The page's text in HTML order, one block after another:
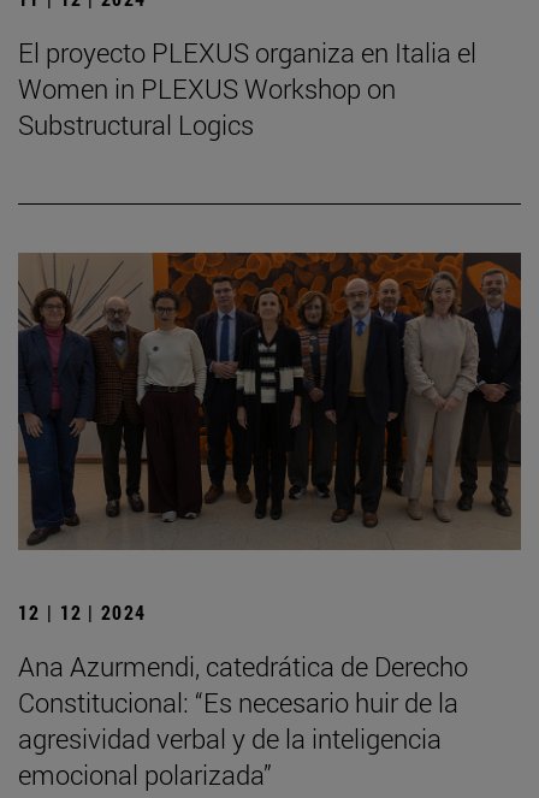
El proyecto PLEXUS organiza en Italia el
Women in PLEXUS Workshop on
Substructural Logics
12 | 12 | 2024
Ana Azurmendi, catedrática de Derecho
Constitucional: “Es necesario huir de la
agresividad verbal y de la inteligencia
emocional polarizada”